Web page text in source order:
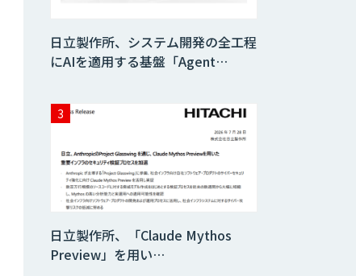
レミスのAI導入支
援サービス
ブートキャンプ
データ分析エージ
ェント
き」コンサルティ
ングサービス
日立製作所、システム開発の全工程
にAIを適用する基盤「Agent…
日立製作所、「Claude Mythos
Preview」を用い…